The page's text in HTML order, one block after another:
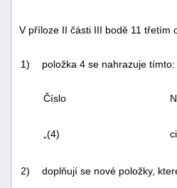
V příloze II části III bodě 11 třetím
1) položka 4 se nahrazuje tímto:
Číslo
„(4)
2) doplňují se nové položky,